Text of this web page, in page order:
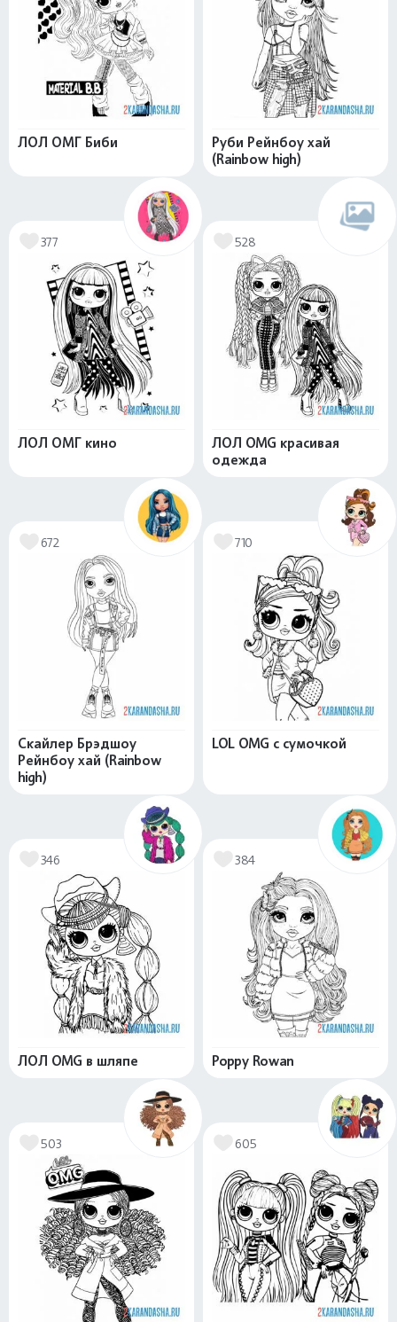
ЛОЛ ОМГ Биби
Руби Рейнбоу хай
(Rainbow high)
377
ЛОЛ ОМГ кино
528
ЛОЛ OMG красивая
одежда
672
Скайлер Брэдшоу
Рейнбоу хай (Rainbow
high)
710
LOL OMG с сумочкой
346
ЛОЛ OMG в шляпе
384
Poppy Rowan
503 605